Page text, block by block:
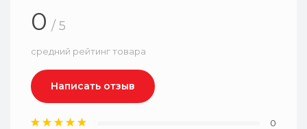
0 / 5
средний рейтинг товара
Написать отзыв
0